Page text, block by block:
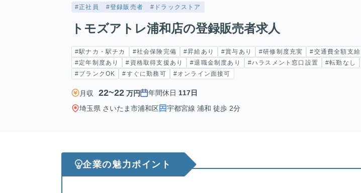
#正社員 #登録販売者 #ドラックストア
トモズアトレ浦和店の登録販売者求人
#駅ナカ・駅チカ #社会保険完備 #昇給あり #賞与あり #研修制度充実 #交通費全額支給
#定年制度あり
#資格取得支援あり #退職金制度あり #ハラスメント窓口設置 #転勤なし
#ブランクOK
#すぐに勤務可 #オンライン面接可
月収 22~22 万円 年間休日 117日
埼玉県 さいたま市浦和区
宇都宮線 浦和 徒歩 2分
企業の魅力ポイント